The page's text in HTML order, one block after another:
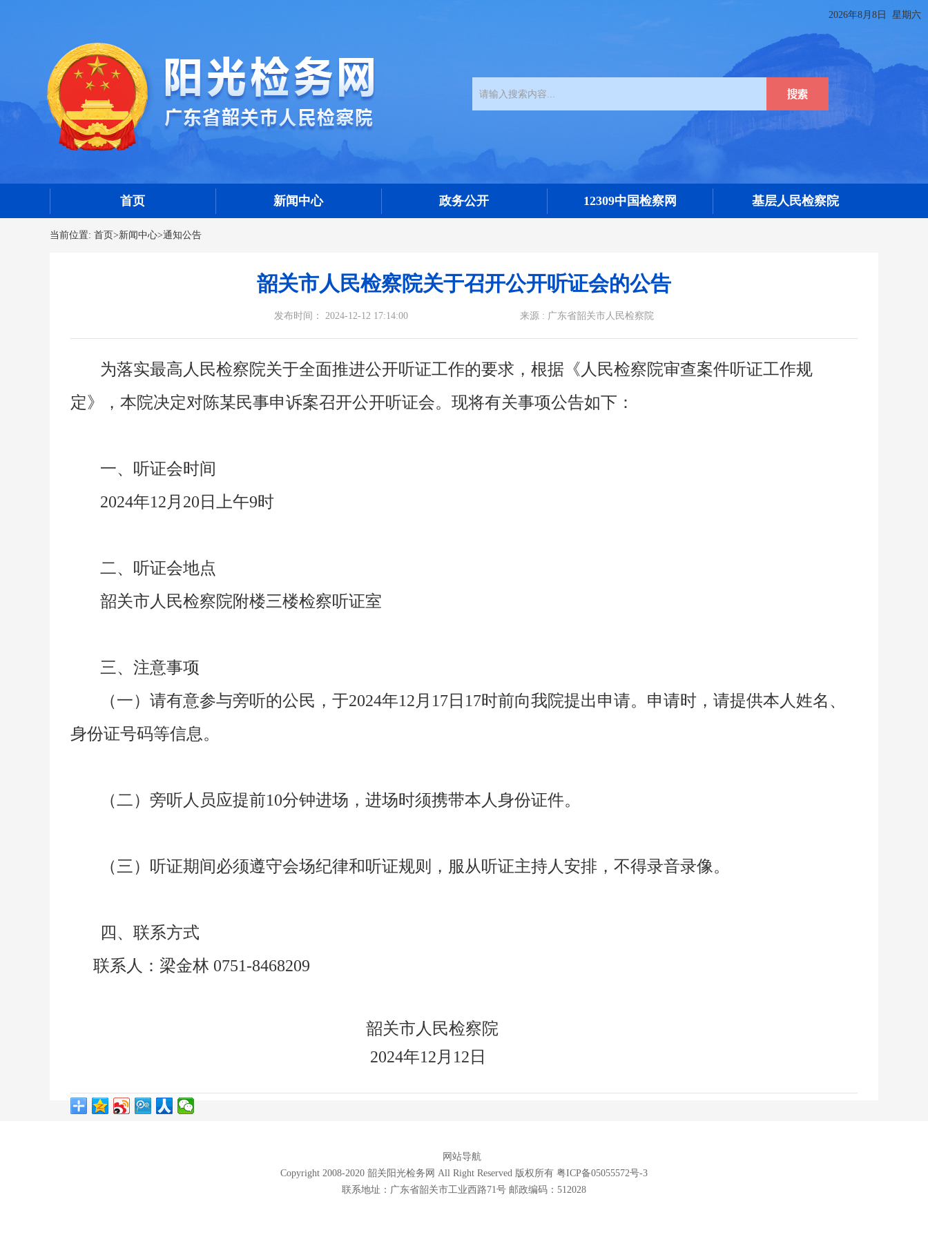
2026年8月8日 星期六
首页 新闻中心 政务公开 12309中国检察网 基层人民检察院
当前位置: 首页>新闻中心>通知公告
韶关市人民检察院关于召开公开听证会的公告
发布时间： 2024-12-12 17:14:00 来源 : 广东省韶关市人民检察院
为落实最高人民检察院关于全面推进公开听证工作的要求，根据《人民检察院审查案件听证工作规
定》，本院决定对陈某民事申诉案召开公开听证会。现将有关事项公告如下：
一、听证会时间
2024年12月20日上午9时
二、听证会地点
韶关市人民检察院附楼三楼检察听证室
三、注意事项
（一）请有意参与旁听的公民，于2024年12月17日17时前向我院提出申请。申请时，请提供本人姓名、
身份证号码等信息。
（二）旁听人员应提前10分钟进场，进场时须携带本人身份证件。
（三）听证期间必须遵守会场纪律和听证规则，服从听证主持人安排，不得录音录像。
四、联系方式
联系人 ：梁金林 0751-8468209
韶关市人民检察院
2024年12月12日
网站导航
Copyright 2008-2020 韶关阳光检务网 All Right Reserved 版权所有 粤ICP备05055572号-3
联系地址：广东省韶关市工业西路71号 邮政编码：512028